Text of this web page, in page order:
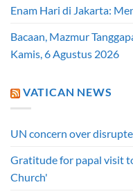
Enam Hari di Jakarta:
Bacaan, Mazmur
Kamis, 6 Agustus 2026
VATICAN NEWS
UN concern over
Gratitude for papal visit
Church'